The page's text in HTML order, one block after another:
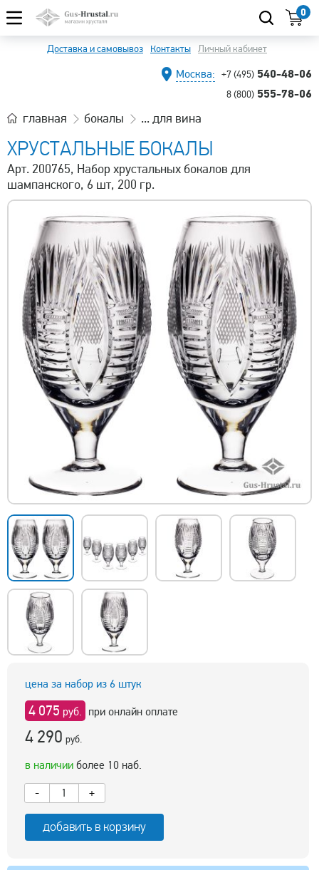
0
Доставка и самовывоз Контакты Личный кабинет
Москва: +7 (495) 540-48-06
8 (800) 555-78-06
главная бокалы ... для вина
ХРУСТАЛЬНЫЕ БОКАЛЫ
Арт. 200765, Набор хрустальных бокалов для
шампанского, 6 шт, 200 гр.
цена за набор из 6 штук
4 075 руб. при онлайн оплате
4 290 руб.
в наличии более 10 наб.
-
+
добавить в корзину